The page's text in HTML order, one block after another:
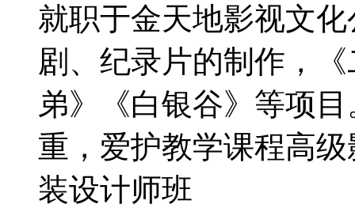
就职于金天地影视文
剧、纪录片的制作，
弟》《白银谷》等项
重，爱护教学课程高
装设计师班